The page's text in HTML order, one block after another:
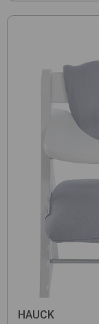
HAUCK